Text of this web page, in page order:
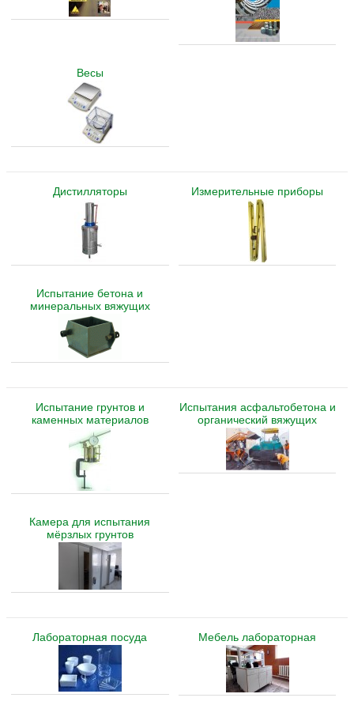
Весы
Дистилляторы Измерительные приборы
Испытание бетона и
минеральных вяжущих
Испытание грунтов и
каменных материалов
Испытания асфальтобетона и
органический вяжущих
Камера для испытания
мёрзлых грунтов
Лабораторная посуда Мебель лабораторная